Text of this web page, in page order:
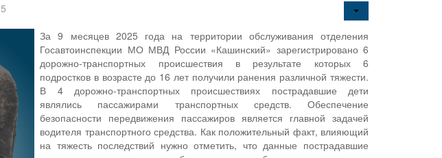
За 9 месяцев 2025 года на территории обслуживания отделения
Госавтоинспекции МО МВД России «Кашинский» зарегистрировано 6
дорожно-транспортных происшествия в результате которых 6
подростков в возрасте до 16 лет получили ранения различной тяжести.
В 4 дорожно-транспортных происшествиях пострадавшие дети
являлись пассажирами транспортных средств. Обеспечение
безопасности передвижения пассажиров является главной задачей
водителя транспортного средства. Как положительный факт, влияющий
на тяжесть последствий нужно отметить, что данные пострадавшие